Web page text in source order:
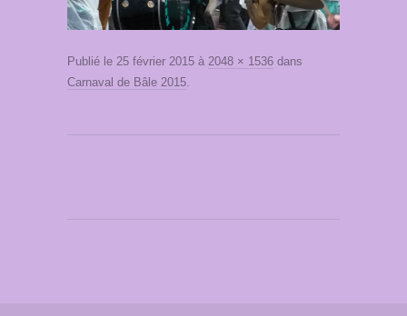
Publié le 25 février 2015 à 2048 × 1536 dans
Carnaval de Bâle 2015.